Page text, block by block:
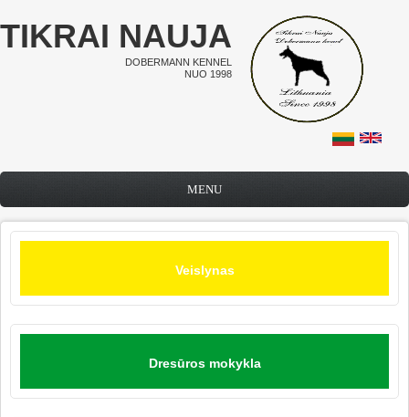
Pereiti į pagrindinį turinį
TIKRAI NAUJA
DOBERMANN KENNEL
NUO 1998
MENU
Veislynas
Dresūros mokykla